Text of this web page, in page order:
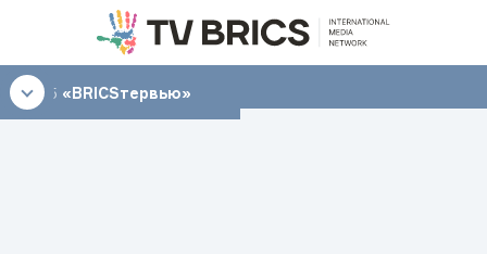
07:45 «BRICSтервью»